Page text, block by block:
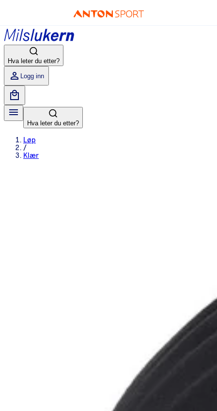
Hva leter du etter?
Logg inn
Hva leter du etter?
Løp
/
Klær